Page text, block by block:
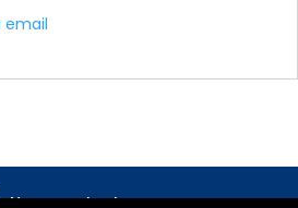
email
Nous contacter